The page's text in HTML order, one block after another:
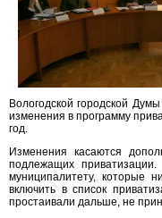
Вологодской городской
изменения в программу
год.
Изменения касаются
подлежащих
муниципалитету, которые
включить в список
простаивали дальше, не